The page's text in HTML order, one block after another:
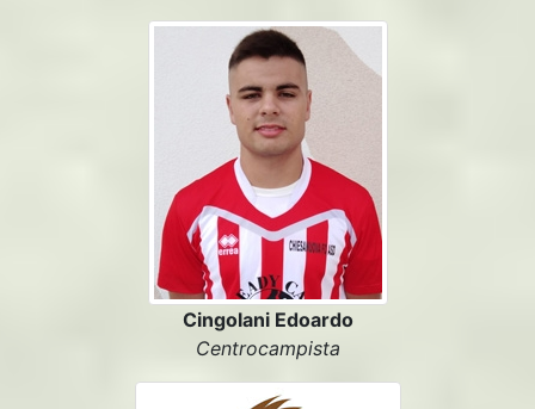
Cingolani Edoardo
Centrocampista